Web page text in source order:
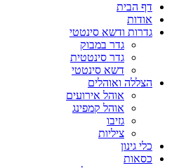
דף הבית
אודות
גדרות ודשא סינטטי
גדר במבוק
גדר סינטטית
דשא סינטטי
הצללה ואוהלים
אוהל אירועים
אוהל קמפינג
גזיבו
ציליות
כלי גינון
כסאות